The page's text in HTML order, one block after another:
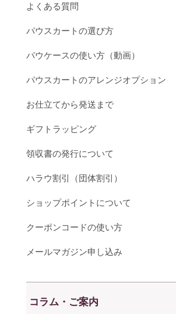
よくある質問
パウスカートの選び方
パウケースの使い方（動画）
パウスカートのアレンジオプション
お仕立てから発送まで
ギフトラッピング
領収書の発行について
ハラウ割引（団体割引）
ショップポイントについて
クーポンコードの使い方
メールマガジン申し込み
コラム・ご案内